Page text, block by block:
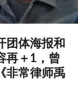
团体海报和
再＋1，曾
非常律师禹